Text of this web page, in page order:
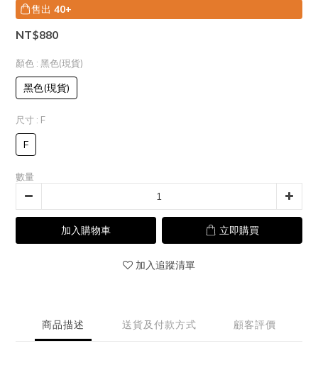
售出 40+
NT$880
顏色 : 黑色(現貨)
黑色(現貨)
尺寸 : F
F
數量
加入購物車 立即購買
加入追蹤清單
商品描述 送貨及付款方式 顧客評價